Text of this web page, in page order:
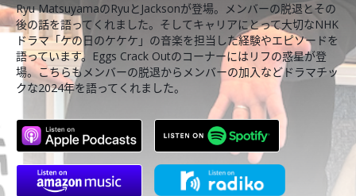
Ryu MatsuyamaのRyuとJacksonが登場。メンバーの脱退とその
後の話を語ってくれました。そしてキャリアにとって大切なNHK
ドラマ「ケの日のケケケ」の音楽を担当した経験やエピソードを
語っています。Eggs Crack Outのコーナーにはリフの惑星が登
場。こちらもメンバーの脱退からメンバーの加入などドラマチッ
クな2024年を語ってくれました。